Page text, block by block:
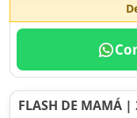
FLASH DE MAMÁ |